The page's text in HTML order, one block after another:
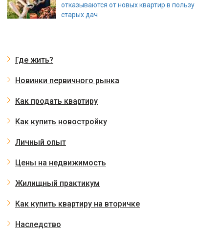
отказываются от новых квартир в пользу
старых дач
Где жить?
Новинки первичного рынка
Как продать квартиру
Как купить новостройку
Личный опыт
Цены на недвижимость
Жилищный практикум
Как купить квартиру на вторичке
Наследство